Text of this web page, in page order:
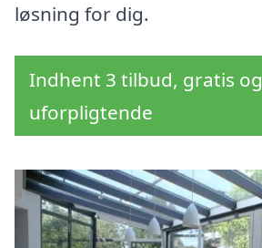
løsning for dig.
Indhent 3 tilbud, gratis og
uforpligtende